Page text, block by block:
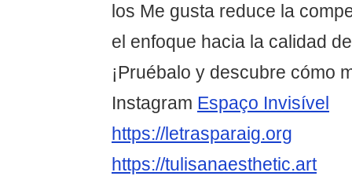
los Me gusta reduce la
el enfoque hacia la calidad
¡Pruébalo y descubre cómo
Instagram Espaço Invisível
https://letrasparaig.org
https://tulisanaesthetic.art